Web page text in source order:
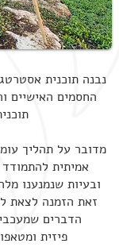
נבנה תוכנית
החסמים האישיים
מדובר על תהליך
אמיתית
ובעיות שנמנענו
זאת הזמנה לצאת
הדברים
פיזית